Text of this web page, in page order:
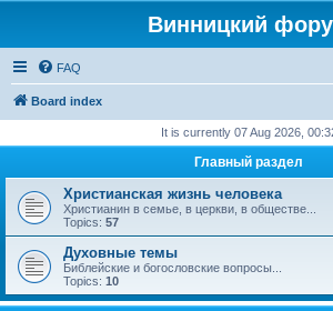
Винницкий
FAQ
Board index
It is currently 07 Aug 2026,
Главный раздел
Христианская жизнь человека
Христианин в семье, в церкви, в обществе...
Topics: 57
Духовные темы
Библейские и богословские вопросы...
Topics: 10